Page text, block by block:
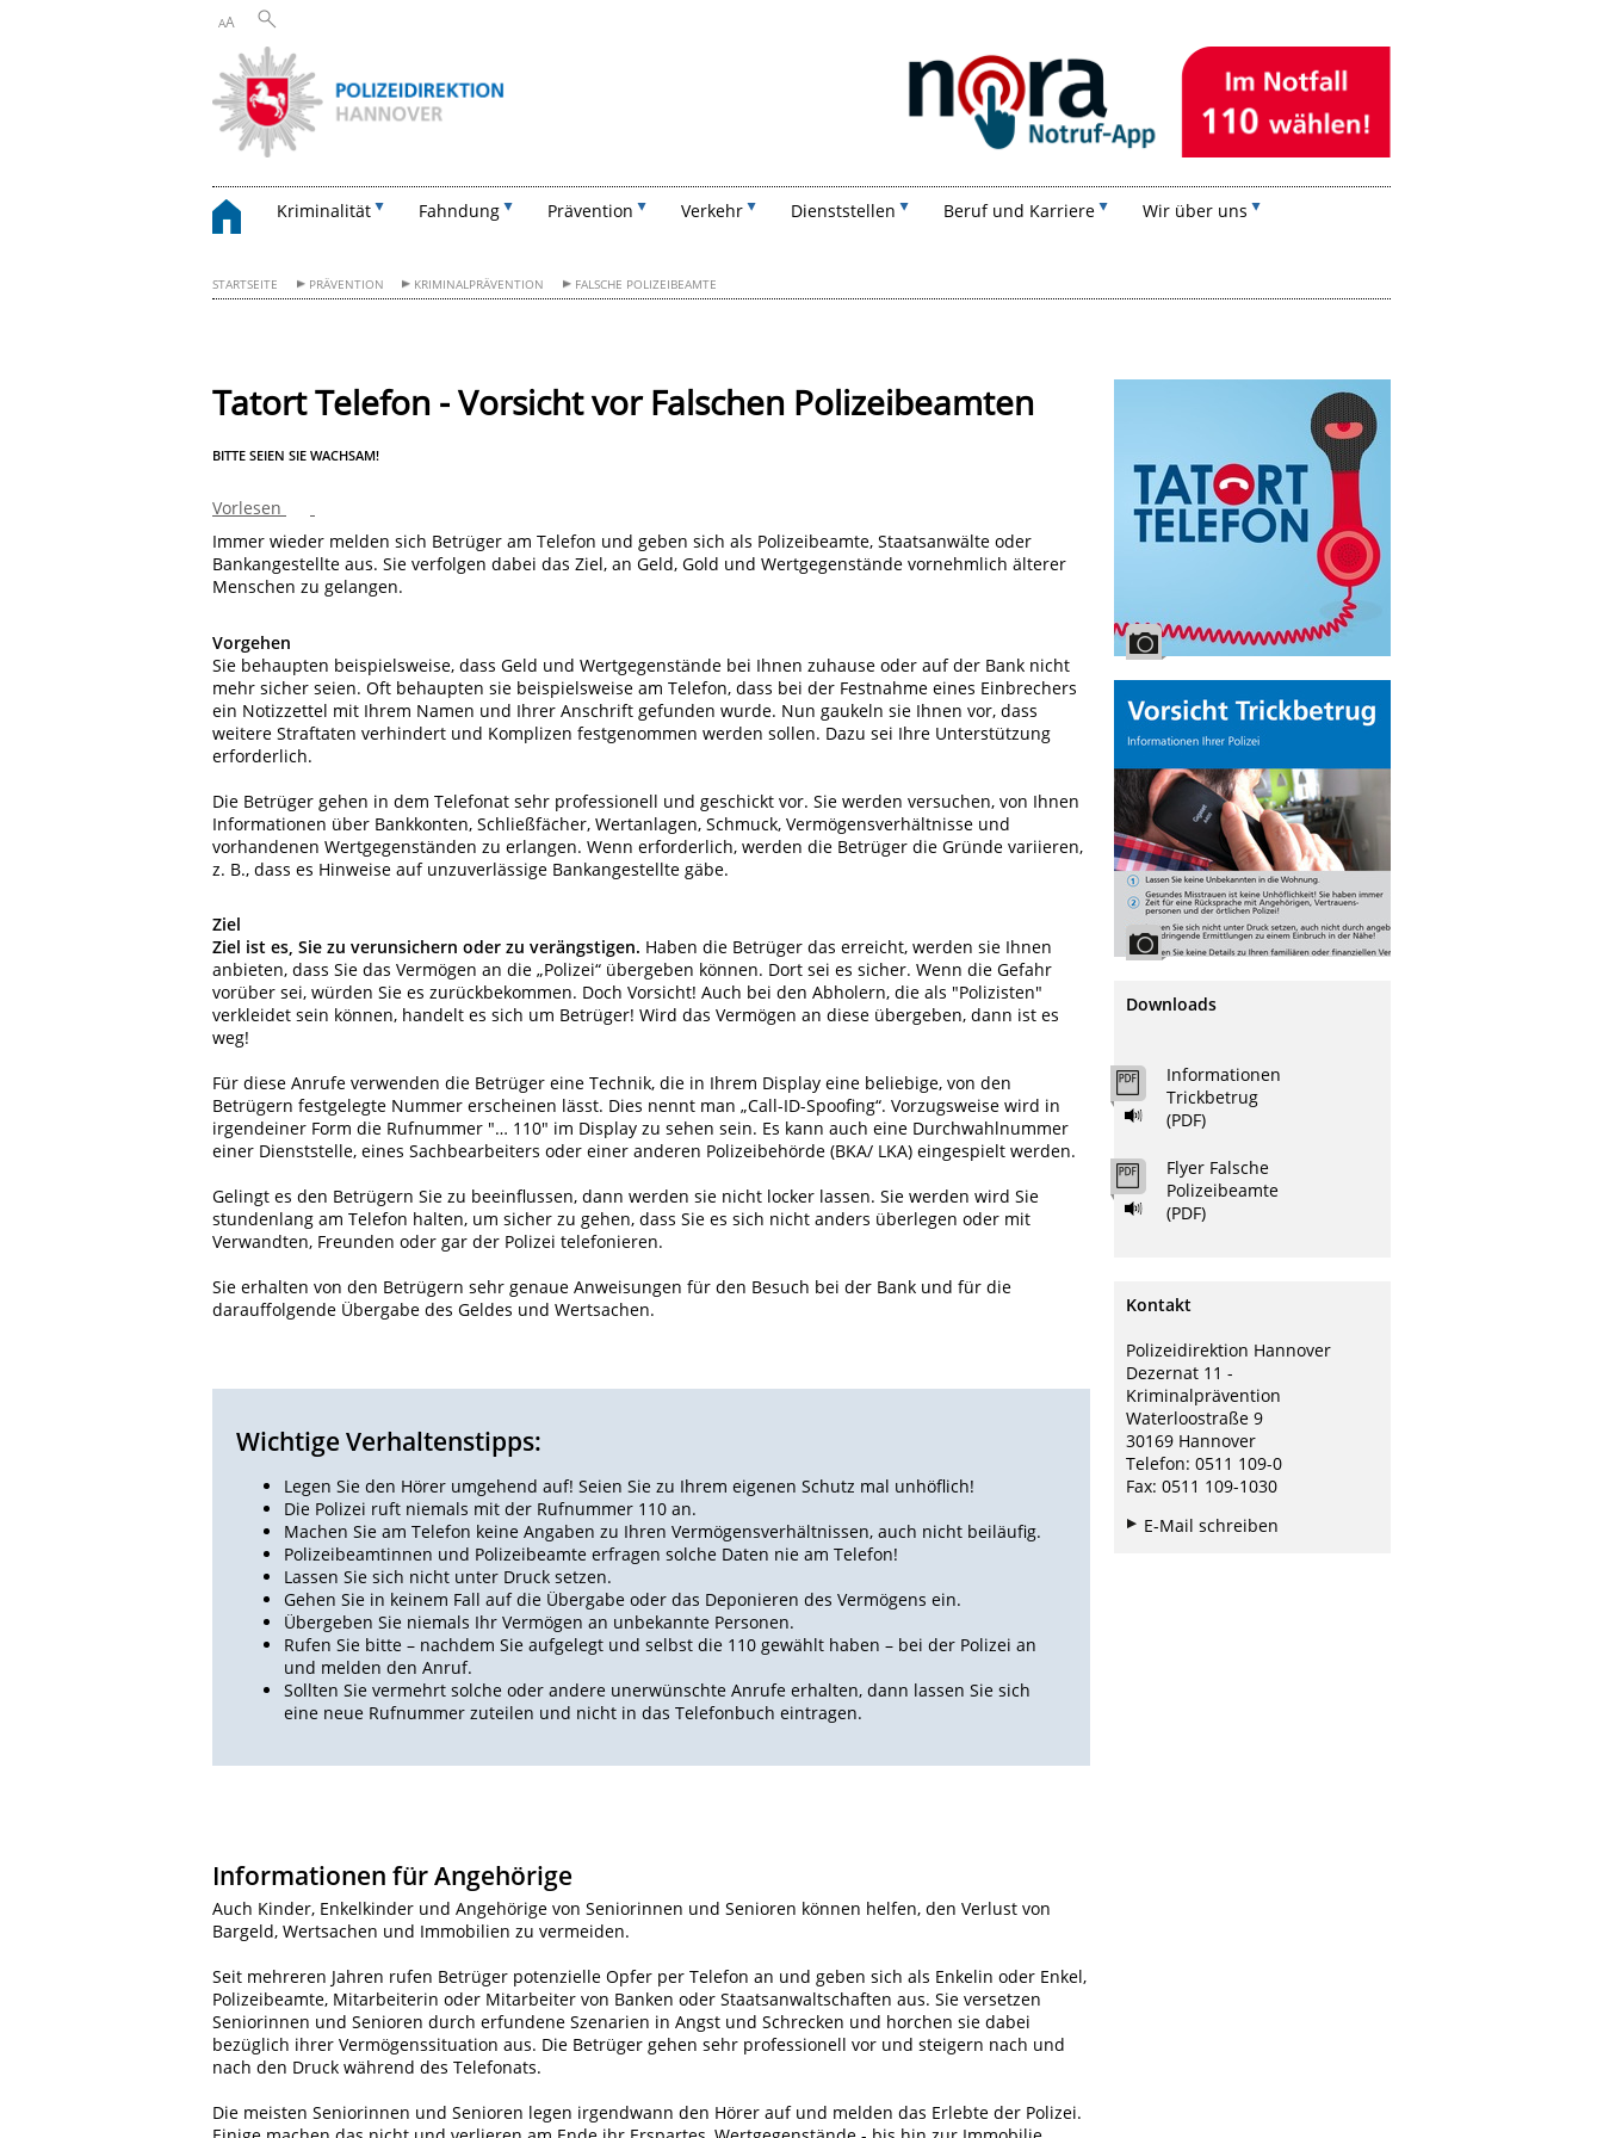
AA
Kriminalität Fahndung Prävention Verkehr Dienststellen Beruf und Karriere Wir über uns
STARTSEITE PRÄVENTION KRIMINALPRÄVENTION FALSCHE POLIZEIBEAMTE
Tatort Telefon - Vorsicht vor Falschen Polizeibeamten
BITTE SEIEN SIE WACHSAM!
Vorlesen
Immer wieder melden sich Betrüger am Telefon und geben sich als Polizeibeamte, Staatsanwälte oder
Bankangestellte aus. Sie verfolgen dabei das Ziel, an Geld, Gold und Wertgegenstände vornehmlich älterer
Menschen zu gelangen.
Vorgehen
Sie behaupten beispielsweise, dass Geld und Wertgegenstände bei Ihnen zuhause oder auf der Bank nicht
mehr sicher seien. Oft behaupten sie beispielsweise am Telefon, dass bei der Festnahme eines Einbrechers
ein Notizzettel mit Ihrem Namen und Ihrer Anschrift gefunden wurde. Nun gaukeln sie Ihnen vor, dass
weitere Straftaten verhindert und Komplizen festgenommen werden sollen. Dazu sei Ihre Unterstützung
erforderlich.
Die Betrüger gehen in dem Telefonat sehr professionell und geschickt vor. Sie werden versuchen, von Ihnen
Informationen über Bankkonten, Schließfächer, Wertanlagen, Schmuck, Vermögensverhältnisse und
vorhandenen Wertgegenständen zu erlangen. Wenn erforderlich, werden die Betrüger die Gründe variieren,
z. B., dass es Hinweise auf unzuverlässige Bankangestellte gäbe.
Ziel
Ziel ist es, Sie zu verunsichern oder zu verängstigen. Haben die Betrüger das erreicht, werden sie Ihnen
anbieten, dass Sie das Vermögen an die „Polizei“ übergeben können. Dort sei es sicher. Wenn die Gefahr
vorüber sei, würden Sie es zurückbekommen. Doch Vorsicht! Auch bei den Abholern, die als "Polizisten"
verkleidet sein können, handelt es sich um Betrüger! Wird das Vermögen an diese übergeben, dann ist es
weg!
Für diese Anrufe verwenden die Betrüger eine Technik, die in Ihrem Display eine beliebige, von den
Betrügern festgelegte Nummer erscheinen lässt. Dies nennt man „Call-ID-Spoofing“. Vorzugsweise wird in
irgendeiner Form die Rufnummer "… 110" im Display zu sehen sein. Es kann auch eine Durchwahlnummer
einer Dienststelle, eines Sachbearbeiters oder einer anderen Polizeibehörde (BKA/ LKA) eingespielt werden.
Gelingt es den Betrügern Sie zu beeinflussen, dann werden sie nicht locker lassen. Sie werden wird Sie
stundenlang am Telefon halten, um sicher zu gehen, dass Sie es sich nicht anders überlegen oder mit
Verwandten, Freunden oder gar der Polizei telefonieren.
Sie erhalten von den Betrügern sehr genaue Anweisungen für den Besuch bei der Bank und für die
darauffolgende Übergabe des Geldes und Wertsachen.
Wichtige Verhaltenstipps:
Legen Sie den Hörer umgehend auf! Seien Sie zu Ihrem eigenen Schutz mal unhöflich!
Die Polizei ruft niemals mit der Rufnummer 110 an.
Machen Sie am Telefon keine Angaben zu Ihren Vermögensverhältnissen, auch nicht beiläufig.
Polizeibeamtinnen und Polizeibeamte erfragen solche Daten nie am Telefon!
Lassen Sie sich nicht unter Druck setzen.
Gehen Sie in keinem Fall auf die Übergabe oder das Deponieren des Vermögens ein.
Übergeben Sie niemals Ihr Vermögen an unbekannte Personen.
Rufen Sie bitte – nachdem Sie aufgelegt und selbst die 110 gewählt haben – bei der Polizei an
und melden den Anruf.
Sollten Sie vermehrt solche oder andere unerwünschte Anrufe erhalten, dann lassen Sie sich
eine neue Rufnummer zuteilen und nicht in das Telefonbuch eintragen.
Informationen für Angehörige
Auch Kinder, Enkelkinder und Angehörige von Seniorinnen und Senioren können helfen, den Verlust von
Bargeld, Wertsachen und Immobilien zu vermeiden.
Seit mehreren Jahren rufen Betrüger potenzielle Opfer per Telefon an und geben sich als Enkelin oder Enkel,
Polizeibeamte, Mitarbeiterin oder Mitarbeiter von Banken oder Staatsanwaltschaften aus. Sie versetzen
Seniorinnen und Senioren durch erfundene Szenarien in Angst und Schrecken und horchen sie dabei
bezüglich ihrer Vermögenssituation aus. Die Betrüger gehen sehr professionell vor und steigern nach und
nach den Druck während des Telefonats.
Die meisten Seniorinnen und Senioren legen irgendwann den Hörer auf und melden das Erlebte der Polizei.
Downloads
Informationen
Trickbetrug
(PDF)
Flyer Falsche
Polizeibeamte
(PDF)
Kontakt
Polizeidirektion Hannover
Dezernat 11 -
Kriminalprävention
Waterloostraße 9
30169 Hannover
Telefon: 0511 109-0
Fax: 0511 109-1030
E-Mail schreiben